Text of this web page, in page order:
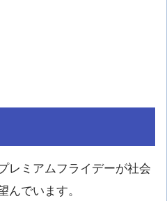
レミアムフライデーが社会
んでいます。